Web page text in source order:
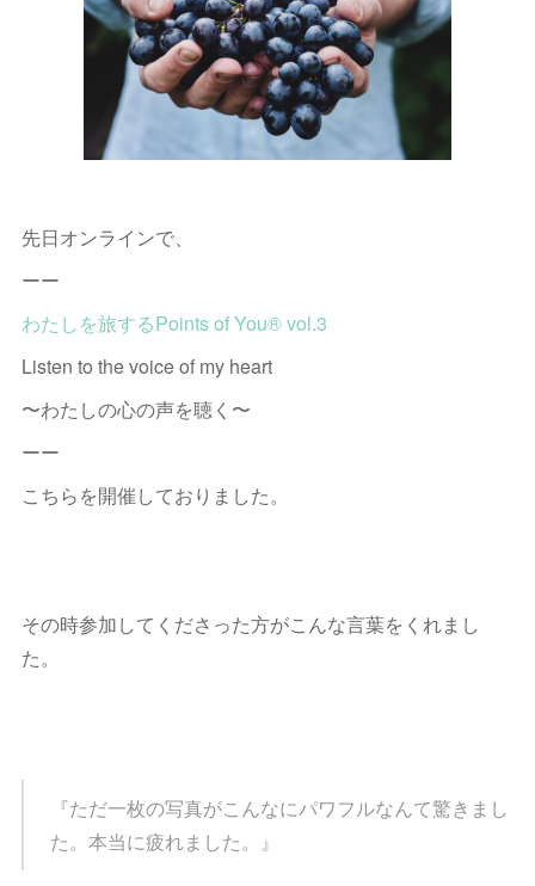
先日オンラインで、
ーー
わたしを旅するPoints of You® vol.3
Listen to the voice of my heart
〜わたしの心の声を聴く〜
ーー
こちらを開催しておりました。
その時参加してくださった方がこんな言葉をくれまし
た。
『ただ一枚の写真がこんなにパワフルなんて驚きまし
た。本当に疲れました。』